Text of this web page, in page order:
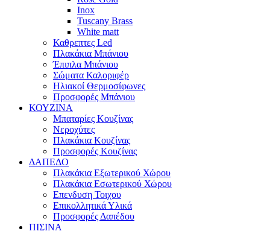
Inox
Tuscany Brass
White matt
Καθρεπτες Led
Πλακάκια Μπάνιου
Έπιπλα Μπάνιου
Σώματα Καλοριφέρ
Ηλιακοί Θερμοσίφωνες
Προσφορές Μπάνιου
ΚΟΥΖΙΝΑ
Μπαταρίες Κουζίνας
Νεροχύτες
Πλακάκια Κουζίνας
Προσφορές Κουζίνας
ΔΑΠΕΔΟ
Πλακάκια Εξωτερικού Χώρου
Πλακάκια Εσωτερικού Χώρου
Επενδυση Τοιχου
Επικολλητικά Υλικά
Προσφορές Δαπέδου
ΠΙΣΙΝΑ